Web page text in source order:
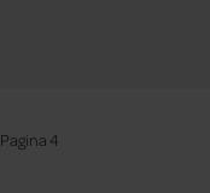
Pagina 4